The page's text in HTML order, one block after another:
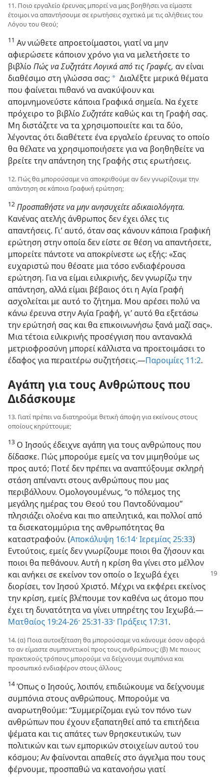
11. Ποιο εργαλείο έρευνας μπορεί να μας βοηθήσει να είμαστε
έτοιμοι να απαντήσουμε σε ερωτήσεις σχετικά με τις αλήθειες του
Λόγου του Θεού;
11 Αν νιώθετε απροετοίμαστοι, γιατί να μην
αφιερώσετε κάποιον χρόνο για να μελετήσετε το
βιβλίο Πώς να Συζητάτε Λογικά από τις Γραφές, αν είναι
διαθέσιμο στη γλώσσα σας; a Διαλέξτε μερικά θέματα
που φαίνεται πιθανό να ανακύψουν και
απομνημονεύστε κάποια Γραφικά σημεία. Να έχετε
πρόχειρο το βιβλίο Συζητάτε καθώς και τη Γραφή σας.
Μη διστάζετε να τα χρησιμοποιείτε και τα δύο,
λέγοντας ότι διαθέτετε ένα εργαλείο έρευνας το οποίο
θα θέλατε να χρησιμοποιήσετε για να βοηθηθείτε να
βρείτε την απάντηση της Γραφής στις ερωτήσεις.
12. Πώς θα μπορούσαμε να αποκριθούμε αν δεν γνωρίζουμε την
απάντηση σε κάποια Γραφική ερώτηση;
12 Προσπαθήστε να μην ανησυχείτε αδικαιολόγητα.
Κανένας ατελής άνθρωπος δεν έχει όλες τις
απαντήσεις. Γι’ αυτό, όταν σας κάνουν κάποια Γραφική
ερώτηση στην οποία δεν είστε σε θέση να απαντήσετε,
μπορείτε πάντοτε να αποκρίνεστε ως εξής: «Σας
ευχαριστώ που θέσατε μια τόσο ενδιαφέρουσα
ερώτηση. Για να είμαι ειλικρινής, δεν γνωρίζω την
απάντηση, αλλά είμαι βέβαιος ότι η Αγία Γραφή
ασχολείται με αυτό το ζήτημα. Μου αρέσει πολύ να
κάνω έρευνα στην Αγία Γραφή, γι’ αυτό θα εξετάσω
την ερώτησή σας και θα επικοινωνήσω ξανά μαζί σας».
Μια τέτοια ειλικρινής προσέγγιση που αντανακλά
μετριοφροσύνη μπορεί κάλλιστα να προετοιμάσει το
έδαφος για περαιτέρω συζητήσεις.​—Παροιμίες 11:2.
Αγάπη για τους Ανθρώπους που
Διδάσκουμε
13. Γιατί πρέπει να διατηρούμε θετική άποψη για εκείνους στους
οποίους κηρύττουμε;
13 Ο Ιησούς έδειχνε αγάπη για τους ανθρώπους που
δίδασκε. Πώς μπορούμε εμείς να τον μιμηθούμε ως
προς αυτό; Ποτέ δεν πρέπει να αναπτύξουμε σκληρή
στάση απέναντι στους ανθρώπους που μας
περιβάλλουν. Ομολογουμένως, “ο πόλεμος της
μεγάλης ημέρας του Θεού του Παντοδύναμου”
πλησιάζει ολοένα και πιο απειλητικά, και πολλοί από
τα δισεκατομμύρια της ανθρωπότητας θα
καταστραφούν. (Αποκάλυψη 16:14· Ιερεμίας 25:33)
Εντούτοις, εμείς δεν γνωρίζουμε ποιοι θα ζήσουν και
ποιοι θα πεθάνουν. Αυτή η κρίση θα γίνει στο μέλλον
και ανήκει σε εκείνον τον οποίο ο Ιεχωβά έχει
διορίσει, τον Ιησού Χριστό. Μέχρι να εκφέρει εκείνος
την κρίση, εμείς βλέπουμε τον καθένα ως άτομο που
έχει τη δυνατότητα να γίνει υπηρέτης του Ιεχωβά.​—
Ματθαίος 19:24-26· 25:31-33· Πράξεις 17:31.
14. (α) Ποια αυτοεξέταση θα μπορούσαμε να κάνουμε όσον αφορά
το αν είμαστε συμπονετικοί προς τους ανθρώπους; (β) Με ποιους
πρακτικούς τρόπους μπορούμε να δείχνουμε συμπόνια και
προσωπικό ενδιαφέρον στους άλλους;
14Όπως ο Ιησούς, λοιπόν, επιδιώκουμε να δείχνουμε
συμπόνια στους ανθρώπους. Μπορούμε να
αναρωτηθούμε: “Συμμερίζομαι εγώ τον πόνο των
ανθρώπων που έχουν εξαπατηθεί από τα επιτήδεια
ψέματα και τις απάτες των θρησκευτικών, των
πολιτικών και των εμπορικών στοιχείων αυτού του
κόσμου; Αν φαίνονται απαθείς στο άγγελμα που τους
φέρνουμε, προσπαθώ να κατανοήσω γιατί